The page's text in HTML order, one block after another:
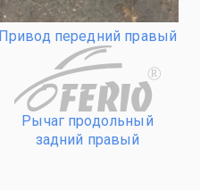
Привод передний правый
R
Рычаг продольный
задний правый